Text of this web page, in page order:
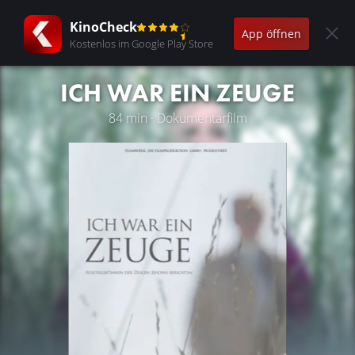
KinoCheck
Kostenlos im Google Play Store
App öffnen
ICH WAR EIN ZEUGE
84 min · Dokumentarfilm